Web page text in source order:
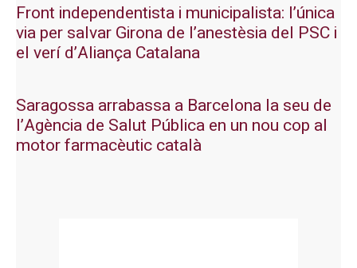
Front independentista i municipalista: l’única
via per salvar Girona de l’anestèsia del PSC i
el verí d’Aliança Catalana
Saragossa arrabassa a Barcelona la seu de
l’Agència de Salut Pública en un nou cop al
motor farmacèutic català